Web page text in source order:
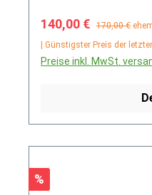
Verkaufspreis:
140,00 € Regulärer Preis:
170,00 €
| Günstigster Preis der
Preise inkl. MwSt.
Rabatt
%